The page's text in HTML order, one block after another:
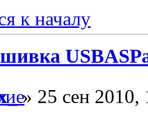
к началу
» 25 сен 2010,